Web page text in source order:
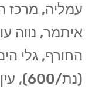
עמליה, מרכז
איתמר, נווה
החורף, גלי
(נת/